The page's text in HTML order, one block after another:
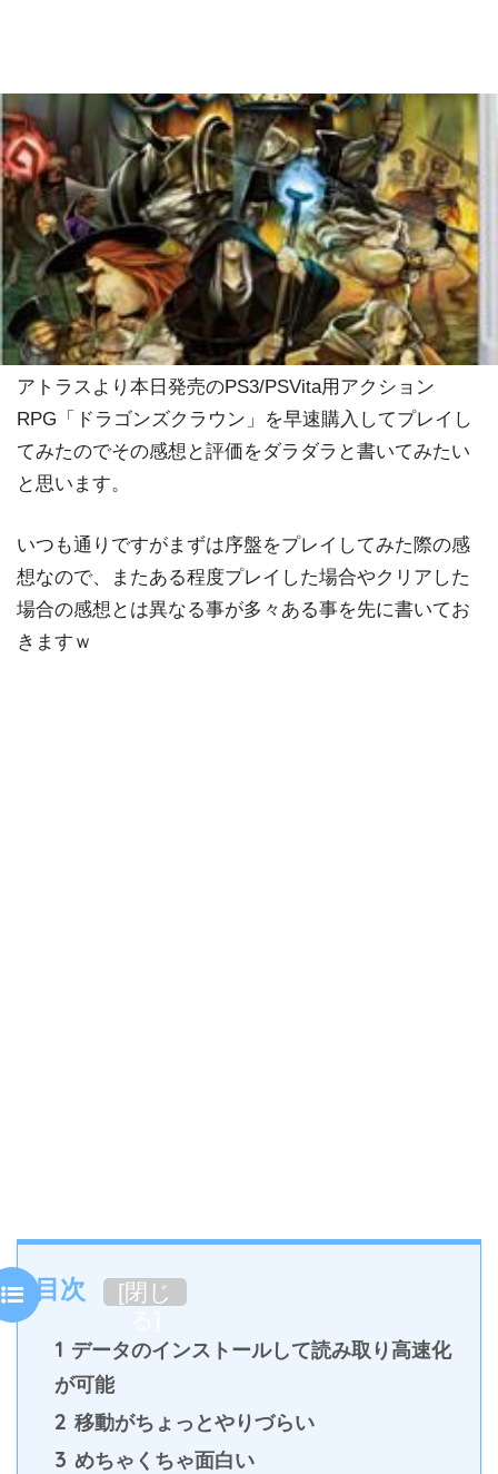
アトラスより本日発売のPS3/PSVita用アクション
RPG「ドラゴンズクラウン」を早速購入してプレイし
てみたのでその感想と評価をダラダラと書いてみたい
と思います。
いつも通りですがまずは序盤をプレイしてみた際の感
想なので、またある程度プレイした場合やクリアした
場合の感想とは異なる事が多々ある事を先に書いてお
きますｗ
目次 [閉じ
1 データのインストールして読み取り高速化
が可能
2 移動がちょっとやりづらい
3 めちゃくちゃ面白い